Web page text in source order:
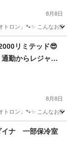
8月8日
トロン」🐾✨ こんなお
リミテッド😎
勤からレジャー
8月8日
トロン」🐾✨ こんなお
イナ 一部保冷室